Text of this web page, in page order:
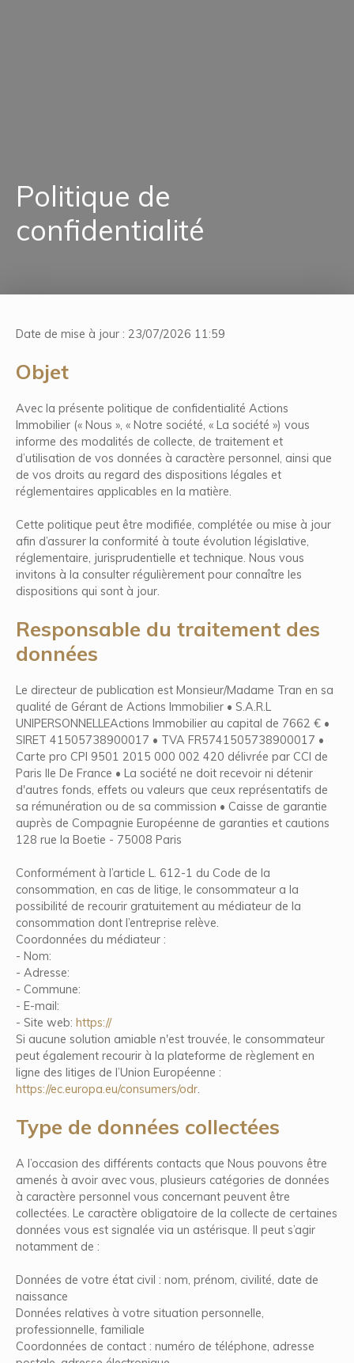
Politique de
confidentialité
Date de mise à jour : 23/07/2026 11:59
Objet
Avec la présente politique de confidentialité Actions
Immobilier (« Nous », « Notre société, « La société ») vous
informe des modalités de collecte, de traitement et
d’utilisation de vos données à caractère personnel, ainsi que
de vos droits au regard des dispositions légales et
réglementaires applicables en la matière.
Cette politique peut être modifiée, complétée ou mise à jour
afin d’assurer la conformité à toute évolution législative,
réglementaire, jurisprudentielle et technique. Nous vous
invitons à la consulter régulièrement pour connaître les
dispositions qui sont à jour.
Responsable du traitement des
données
Le directeur de publication est Monsieur/Madame Tran en sa
qualité de Gérant de Actions Immobilier • S.A.R.L
UNIPERSONNELLEActions Immobilier au capital de 7662 € •
SIRET 41505738900017 • TVA FR5741505738900017 •
Carte pro CPI 9501 2015 000 002 420 délivrée par CCI de
Paris Ile De France • La société ne doit recevoir ni détenir
d'autres fonds, effets ou valeurs que ceux représentatifs de
sa rémunération ou de sa commission • Caisse de garantie
auprès de Compagnie Européenne de garanties et cautions
128 rue la Boetie - 75008 Paris
Conformément à l’article L. 612-1 du Code de la
consommation, en cas de litige, le consommateur a la
possibilité de recourir gratuitement au médiateur de la
consommation dont l’entreprise relève.
Coordonnées du médiateur :
- Nom:
- Adresse:
- Commune:
- E-mail:
- Site web: https://
Si aucune solution amiable n'est trouvée, le consommateur
peut également recourir à la plateforme de règlement en
ligne des litiges de l’Union Européenne :
https://ec.europa.eu/consumers/odr
Type de données collectées
A l’occasion des différents contacts que Nous pouvons être
amenés à avoir avec vous, plusieurs catégories de données
à caractère personnel vous concernant peuvent être
collectées. Le caractère obligatoire de la collecte de certaines
données vous est signalée via un astérisque. Il peut s’agir
notamment de :
Données de votre état civil : nom, prénom, civilité, date de
naissance
Données relatives à votre situation personnelle,
professionnelle, familiale
Coordonnées de contact : numéro de téléphone, adresse